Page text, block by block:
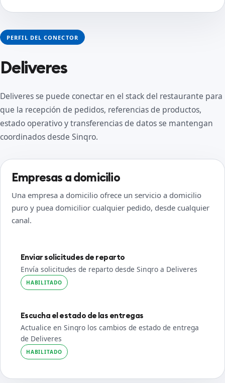
PERFIL DEL CONECTOR
Deliveres
Deliveres se puede conectar en el stack del restaurante para
que la recepción de pedidos, referencias de productos,
estado operativo y transferencias de datos se mantengan
coordinados desde Sinqro.
Empresas a domicilio
Una empresa a domicilio ofrece un servicio a domicilio
puro y puea domicilior cualquier pedido, desde cualquier
canal.
Enviar solicitudes de reparto
Envía solicitudes de reparto desde Sinqro a Deliveres
HABILITADO
Escucha el estado de las entregas
Actualice en Sinqro los cambios de estado de entrega
de Deliveres
HABILITADO